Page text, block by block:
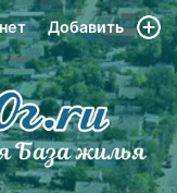
Добавить